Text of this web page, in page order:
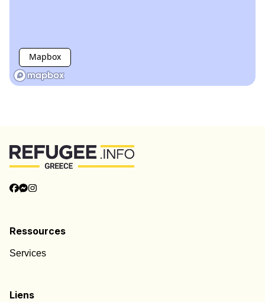
Mapbox
Ressources
Services
Liens